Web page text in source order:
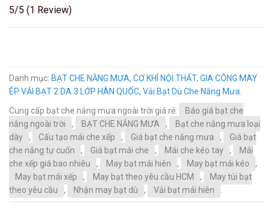
5/5 (1 Review)
Danh mục: BẠT CHE NẮNG MƯA, CƠ KHÍ NỘI THẤT, GIA CÔNG MAY
ÉP VẢI BẠT 2 DA 3 LỚP HÀN QUỐC, Vải Bạt Dù Che Nắng Mưa
Cung cấp bạt che nắng mưa ngoài trời giá rẻ:
Báo giá bạt che
nắng ngoài trời
, BẠT CHE NẮNG MƯA ,
Bạt che nắng mưa loại
dày
, Cấu tạo mái che xếp , Giá bạt che nắng mưa ,
Giá bạt
che nắng tự cuốn
, Giá bạt mái che , Mái che kéo tay ,
Mái
che xếp giá bao nhiêu
, May bạt mái hiên , May bạt mái kéo
,
May bạt mái xếp
, May bạt theo yêu cầu HCM ,
May túi bạt
theo yêu cầu
, Nhận may bạt dù , Vải bạt mái hiên